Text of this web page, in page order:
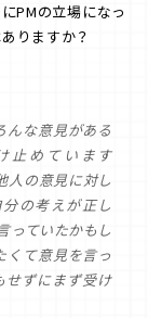
PMの立場になっ
りますか？
な意見がある
止めています
人の意見に対し
の考えが正し
っていたかもし
て意見を言っ
せずにまず受け